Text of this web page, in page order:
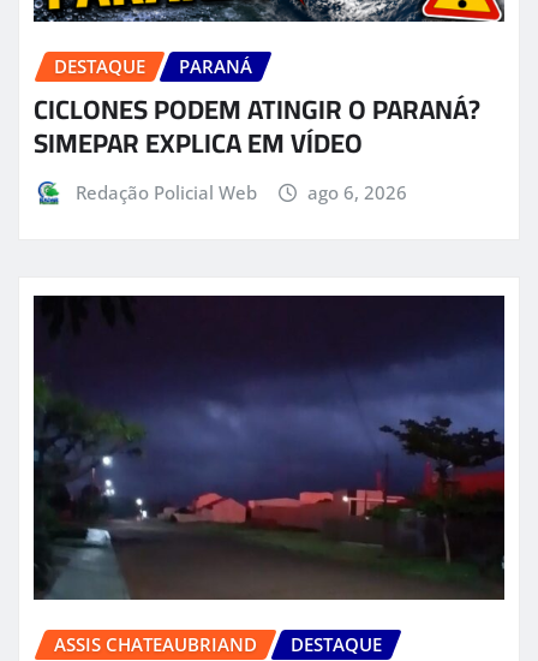
DESTAQUE PARANÁ
CICLONES PODEM ATINGIR O PARANÁ?
SIMEPAR EXPLICA EM VÍDEO
Redação Policial Web ago 6, 2026
ASSIS CHATEAUBRIAND DESTAQUE